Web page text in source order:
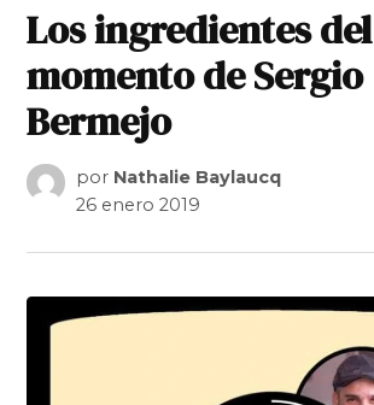
Los ingredientes del
momento de Sergio
Bermejo
por Nathalie Baylaucq
26 enero 2019